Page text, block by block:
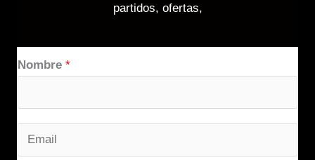
partidos, ofertas,
Nombre *
m